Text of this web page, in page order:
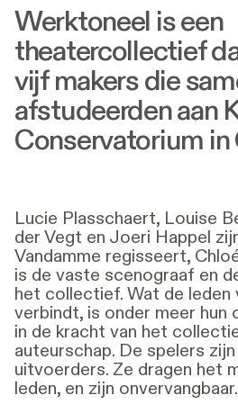
Werktoneel is een
theatercollectief
vijf makers die
afstudeerden aan
Conservatorium in
Lucie Plasschaert, Louise
der Vegt en Joeri Happel
Vandamme regisseert,
is de vaste scenograaf en
het collectief. Wat de leden
verbindt, is onder meer hun
in de kracht van het
auteurschap. De spelers
uitvoerders. Ze dragen het
leden, en zijn onvervangbaar.